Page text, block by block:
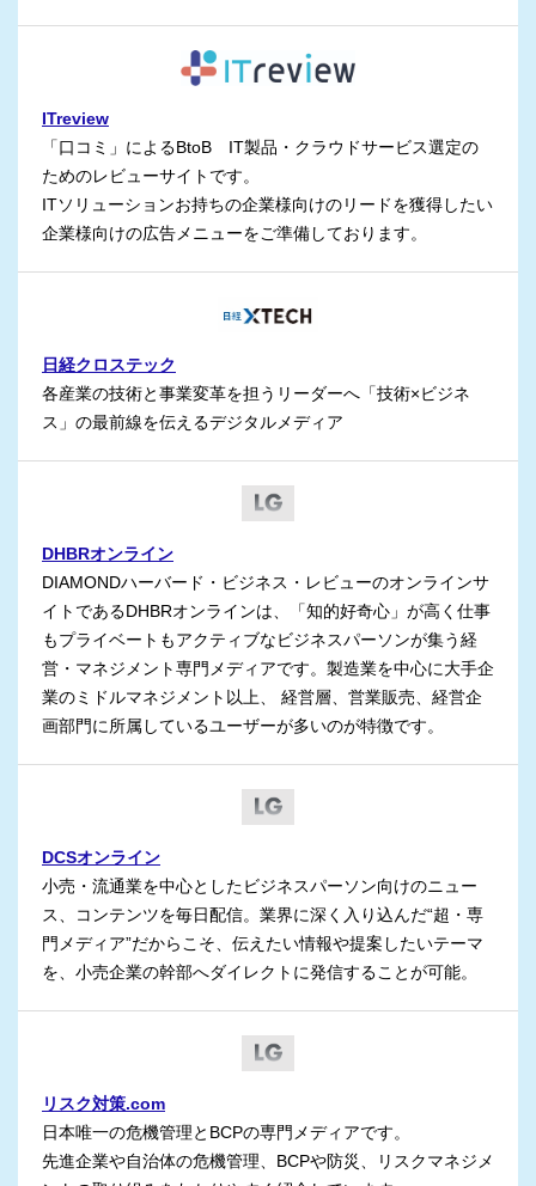
ITreview
「口コミ」によるBtoB IT製品・クラウドサービス選定の
ためのレビューサイトです。
ITソリューションお持ちの企業様向けのリードを獲得したい
企業様向けの広告メニューをご準備しております。
日経クロステック
各産業の技術と事業変革を担うリーダーへ「技術×ビジネ
ス」の最前線を伝えるデジタルメディア
DHBRオンライン
DIAMONDハーバード・ビジネス・レビューのオンラインサ
イトであるDHBRオンラインは、「知的好奇心」が高く仕事
もプライベートもアクティブなビジネスパーソンが集う経
営・マネジメント専門メディアです。製造業を中心に大手企
業のミドルマネジメント以上、 経営層、営業販売、経営企
画部門に所属しているユーザーが多いのが特徴です。
DCSオンライン
小売・流通業を中心としたビジネスパーソン向けのニュー
ス、コンテンツを毎日配信。業界に深く入り込んだ“超・専
門メディア”だからこそ、伝えたい情報や提案したいテーマ
を、小売企業の幹部へダイレクトに発信することが可能。
リスク対策.com
日本唯一の危機管理とBCPの専門メディアです。
先進企業や自治体の危機管理、BCPや防災、リスクマネジメ